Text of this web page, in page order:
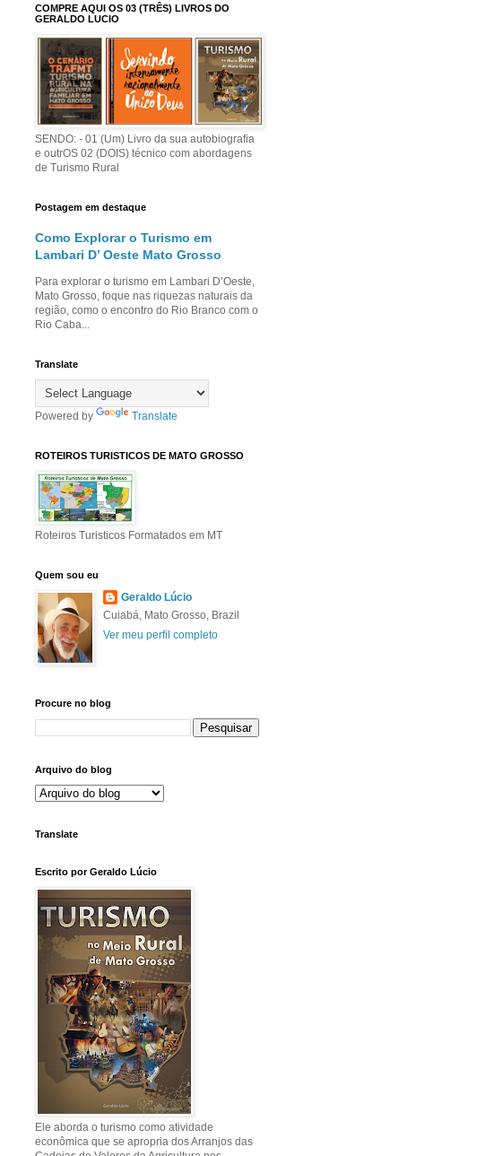
COMPRE AQUI OS 03 (TRÊS) LIVROS DO
GERALDO LUCIO
SENDO: - 01 (Um) Livro da sua autobiografia
e outrOS 02 (DOIS) técnico com abordagens
de Turismo Rural
Postagem em destaque
Como Explorar o Turismo em
Lambari D’ Oeste Mato Grosso
Para explorar o turismo em Lambari D’Oeste,
Mato Grosso, foque nas riquezas naturais da
região, como o encontro do Rio Branco com o
Rio Caba...
Translate
Powered by Translate
ROTEIROS TURISTICOS DE MATO GROSSO
Roteiros Turisticos Formatados em MT
Quem sou eu
Geraldo Lúcio
Cuiabá, Mato Grosso, Brazil
Ver meu perfil completo
Procure no blog
Arquivo do blog
Translate
Escrito por Geraldo Lúcio
Ele aborda o turismo como atividade
econômica que se apropria dos Arranjos das